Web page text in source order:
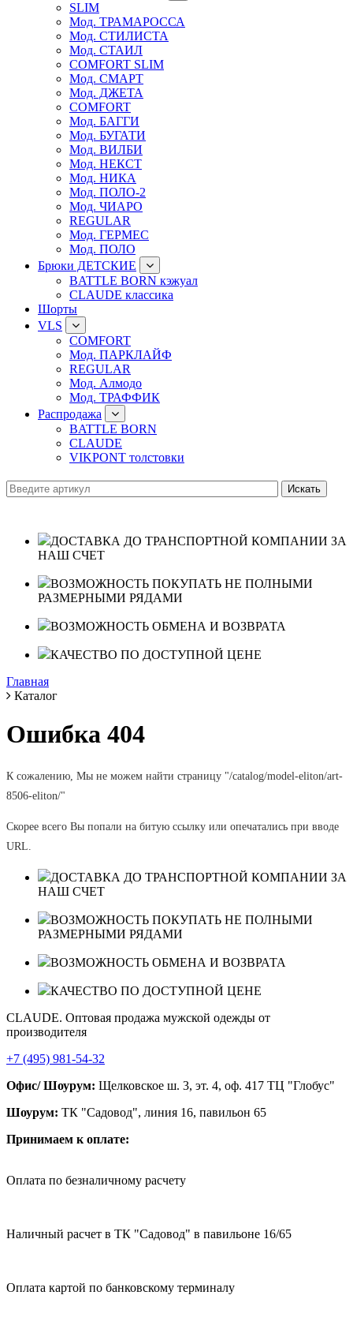
SLIM
Мод. ТРАМАРОССА
Мод. СТИЛИСТА
Мод. СТАИЛ
COMFORT SLIM
Мод. СМАРТ
Мод. ДЖЕТА
COMFORT
Мод. БАГГИ
Мод. БУГАТИ
Мод. ВИЛБИ
Мод. НЕКСТ
Мод. НИКА
Мод. ПОЛО-2
Мод. ЧИАРО
REGULAR
Мод. ГЕРМЕС
Мод. ПОЛО
Брюки ДЕТСКИЕ
BATTLE BORN кэжуал
CLAUDE классика
Шорты
VLS
COMFORT
Мод. ПАРКЛАЙФ
REGULAR
Мод. Алмодо
Мод. ТРАФФИК
Распродажа
BATTLE BORN
CLAUDE
VIKPONT толстовки
ДОСТАВКА ДО ТРАНСПОРТНОЙ КОМПАНИИ ЗА
НАШ СЧЕТ
ВОЗМОЖНОСТЬ ПОКУПАТЬ НЕ ПОЛНЫМИ
РАЗМЕРНЫМИ РЯДАМИ
ВОЗМОЖНОСТЬ ОБМЕНА И ВОЗВРАТА
КАЧЕСТВО ПО ДОСТУПНОЙ ЦЕНЕ
Главная
Каталог
Ошибка 404
К сожалению, Мы не можем найти страницу "/catalog/model-eliton/art-
8506-eliton/"
Скорее всего Вы попали на битую ссылку или опечатались при вводе
URL.
ДОСТАВКА ДО ТРАНСПОРТНОЙ КОМПАНИИ ЗА
НАШ СЧЕТ
ВОЗМОЖНОСТЬ ПОКУПАТЬ НЕ ПОЛНЫМИ
РАЗМЕРНЫМИ РЯДАМИ
ВОЗМОЖНОСТЬ ОБМЕНА И ВОЗВРАТА
КАЧЕСТВО ПО ДОСТУПНОЙ ЦЕНЕ
CLAUDE. Оптовая продажа мужской одежды от
производителя
+7 (495) 981-54-32
Офис/ Шоурум: Щелковское ш. 3, эт. 4, оф. 417 ТЦ "Глобус"
Шоурум: ТК "Садовод", линия 16, павильон 65
Принимаем к оплате:
Оплата по безналичному расчету
Наличный расчет в ТК "Садовод" в павильоне 16/65
Оплата картой по банковскому терминалу